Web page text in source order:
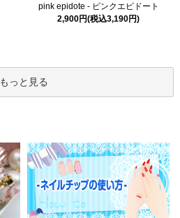
pink epidote - ピンクエピドート
2,900円(税込3,190円)
もっと見る